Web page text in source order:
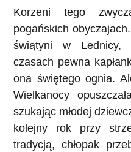
Korzeni tego
pogańskich
świątyni w Lednicy,
czasach pewna
ona świętego ognia.
Wielkanocy
szukając młodej
kolejny rok przy
tradycją, chłopak